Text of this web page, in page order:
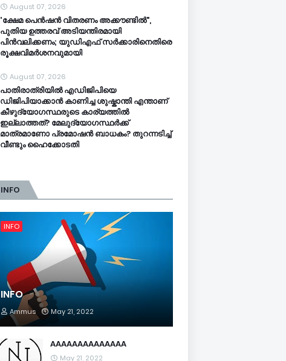
August 07, 2026
'ക്ഷേമ പെൻഷൻ വിതരണം അക്കൗണ്ടിൽ",
പുതിയ ഉത്തരവ് അടിയന്തിരമായി
പിൻവലിക്കണം; യുഡിഎഫ് സർക്കാരിനെതിരെ
രൂക്ഷവിമർശനവുമായി
August 07, 2026
പാതിരാത്രിയിൽ എഡിജിപിയെ
ഡിജിപിയാക്കാൻ കാണിച്ച ശുഷ്കാന്തി എന്താണ്
കീഴുദ്യോഗസ്ഥരുടെ കാര്യത്തിൽ
ഇല്ലാത്തത്? മേലുദ്യോഗസ്ഥർക്ക്
മാത്രമാണോ പ്രമോഷൻ ബാധകം? തുറന്നടിച്ച്
വീണ്ടും ഹൈക്കോടതി
INFO
INFO
INFO
Ammus May 21, 2022
AAAAAAAAAAAAAA
May 21, 2022